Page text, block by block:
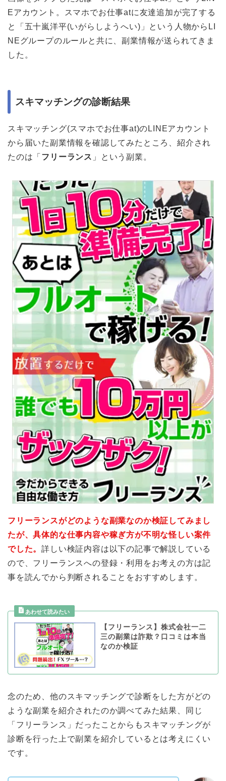
Eアカウント。スマホでお仕事atに友達追加が完了する
と「五十嵐洋平(いがらしようへい)」という人物からLI
NEグループのルールと共に、副業情報が送られてきま
した。
スキマッチングの診断結果
スキマッチング(スマホでお仕事at)のLINEアカウント
から届いた副業情報を確認してみたところ、紹介され
たのは「 フリーランス 」という副業。
フリーランスがどのような副業なのか検証してみまし
たが、具体的な仕事内容や稼ぎ方が不明な怪しい案件
でした。詳しい検証内容は以下の記事で解説している
ので、フリーランスへの登録・利用をお考えの方は記
事を読んでから判断されることをおすすめします。
【フリーランス】株式会社一二
三の副業は詐欺？口コミは本当
なのか検証
念のため、他のスキマッチングで診断をした方がどの
ような副業を紹介されたのか調べてみた結果、同じ
「フリーランス」だったことからもスキマッチングが
診断を行った上で副業を紹介しているとは考えにくい
です。